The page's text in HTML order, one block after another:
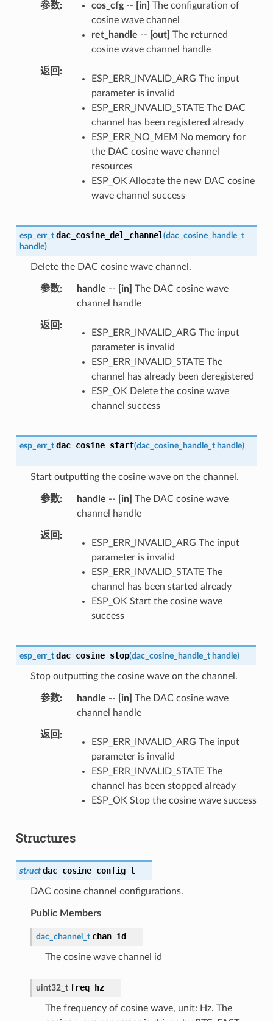
参数 cos_cfg-- [in] The configuration of
cosine wave channel
ret_handle -- [out] The returned
cosine wave channel handle
返回
ESP_ERR_INVALID_ARG The input
parameter is invalid
ESP_ERR_INVALID_STATE The DAC
channel has been registered already
ESP_ERR_NO_MEM No memory for
the DAC cosine wave channel
resources
ESP_OK Allocate the new DAC cosine
wave channel success
esp_err_t dac_cosine_del_channel(dac_cosine_handle_t
handle)
Delete the DAC cosine wave channel.
参数 handle -- [in] The DAC cosine wave
channel handle
返回
ESP_ERR_INVALID_ARG The input
parameter is invalid
ESP_ERR_INVALID_STATE The
channel has already been deregistered
ESP_OK Delete the cosine wave
channel success
esp_err_t dac_cosine_start(dac_cosine_handle_t handle)
Start outputting the cosine wave on the channel.
参数 handle -- [in] The DAC cosine wave
channel handle
返回
ESP_ERR_INVALID_ARG The input
parameter is invalid
ESP_ERR_INVALID_STATE The
channel has been started already
ESP_OK Start the cosine wave
success
esp_err_t dac_cosine_stop(dac_cosine_handle_t handle)
Stop outputting the cosine wave on the channel.
参数 handle -- [in] The DAC cosine wave
channel handle
返回
ESP_ERR_INVALID_ARG The input
parameter is invalid
ESP_ERR_INVALID_STATE The
channel has been stopped already
ESP_OK Stop the cosine wave success
Structures
struct dac_cosine_config_t
DAC cosine channel configurations.
Public Members
dac_channel_t chan_id
The cosine wave channel id
uint32_t freq_hz
The frequency of cosine wave, unit: Hz. The